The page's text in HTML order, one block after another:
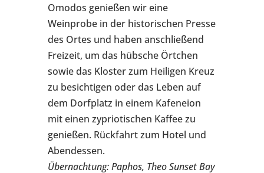
Omodos genießen wir eine
Weinprobe in der historischen Presse
des Ortes und haben anschließend
Freizeit, um das hübsche Örtchen
sowie das Kloster zum Heiligen Kreuz
zu besichtigen oder das Leben auf
dem Dorfplatz in einem Kafeneion
mit einen zypriotischen Kaffee zu
genießen. Rückfahrt zum Hotel und
Abendessen.
Übernachtung: Paphos, Theo Sunset Bay